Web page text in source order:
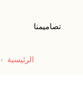
تصاميمنا
الرئيسية